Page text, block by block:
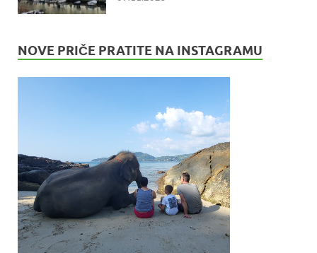
NOVE PRIČE PRATITE NA INSTAGRAMU